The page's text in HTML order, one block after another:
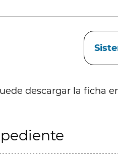
descargar la ficha